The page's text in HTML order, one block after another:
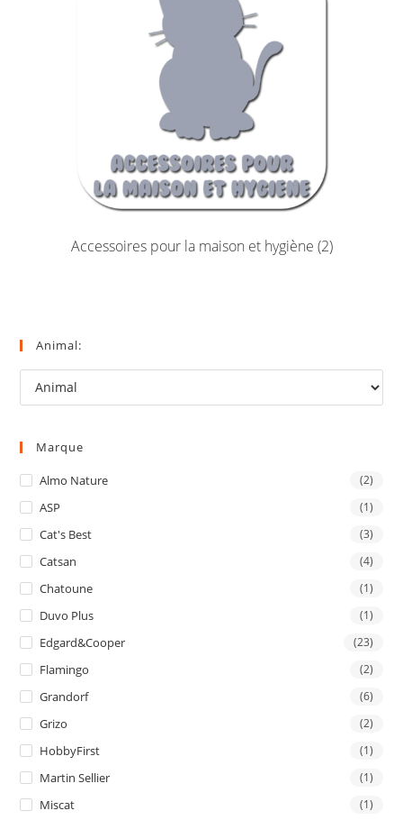
Accessoires pour la maison et hygiène (2)
Animal:
Marque
Almo Nature (2)
ASP (1)
Cat's Best (3)
Catsan (4)
Chatoune (1)
Duvo Plus (1)
Edgard&Cooper (23)
Flamingo (2)
Grandorf (6)
Grizo (2)
HobbyFirst (1)
Martin Sellier (1)
Miscat (1)